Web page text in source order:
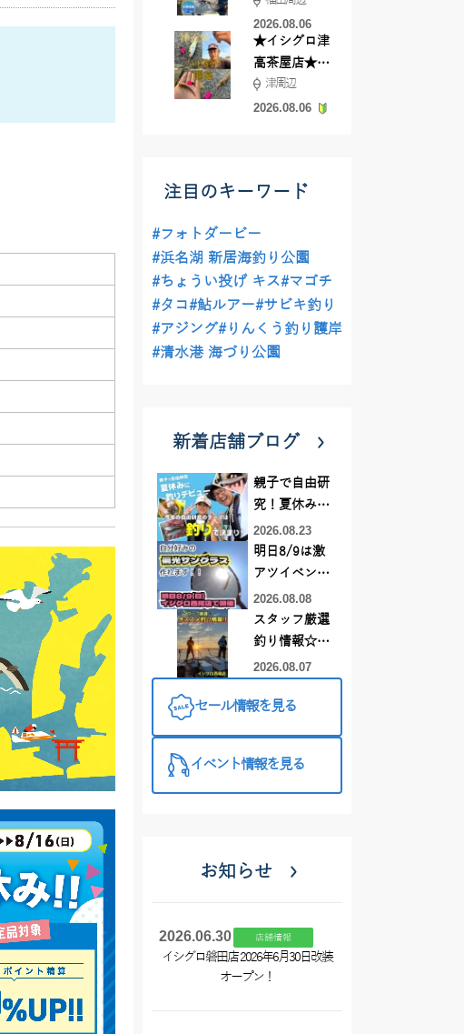
か?
2026.08.06
★イシグロ津
高茶屋店★津
近郊ハゼ釣れ
てます！
津周辺
2026.08.06
注目のキーワード
#フォトダービー
#浜名湖 新居海釣り公園
#ちょうい投げ キス#マゴチ
#タコ#鮎ルアー#サビキ釣り
#アジング#りんくう釣り護岸
#清水港 海づり公園
新着店舗ブログ
親子で自由研
究！夏休みに
釣りデビュー
2026.08.23
明日8/9は激
アツイベント
日！！！～オ
ーダー偏光グ
ラス受注会～
2026.08.08
スタッフ厳選
釣り情報☆彡
連休は何釣り
♪【イシグロ
2026.08.07
セール情報を見る
イベント情報を見る
お知らせ
2026.06.30 店舗情報
イシグロ磐田店 2026年6月30日改装
オープン！